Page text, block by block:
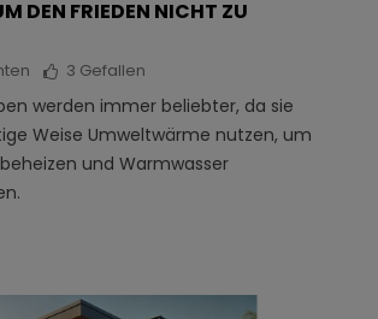
DEN FRIEDEN NICHT ZU
3 Gefallen
werden immer beliebter, da sie
Weise Umweltwärme nutzen, um
und Warmwasser